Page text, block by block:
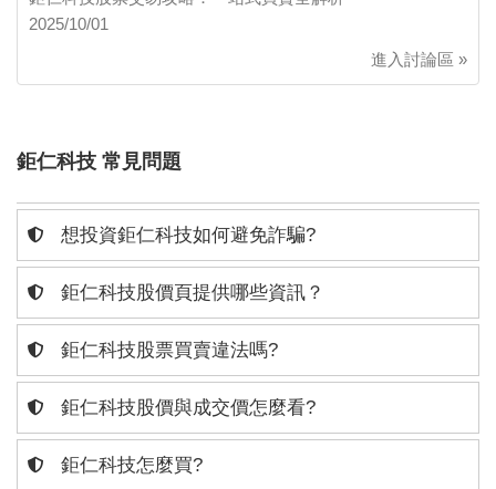
2025/10/01
進入討論區 »
鉅仁科技 常見問題
想投資鉅仁科技如何避免詐騙?
鉅仁科技股價頁提供哪些資訊？
鉅仁科技股票買賣違法嗎?
鉅仁科技股價與成交價怎麼看?
鉅仁科技怎麼買?